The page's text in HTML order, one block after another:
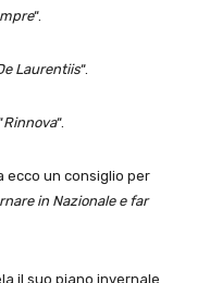
“.
Laurentiis“.
Rinnova“.
ecco un consiglio per
in Nazionale e far
il suo piano invernale